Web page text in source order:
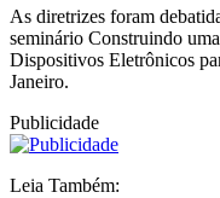
As diretrizes foram
seminário Construindo
Dispositivos Eletrônicos
Janeiro.
Publicidade
Leia Também: